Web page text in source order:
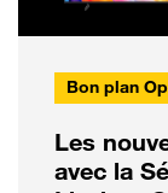
Bon plan
Les
avec la